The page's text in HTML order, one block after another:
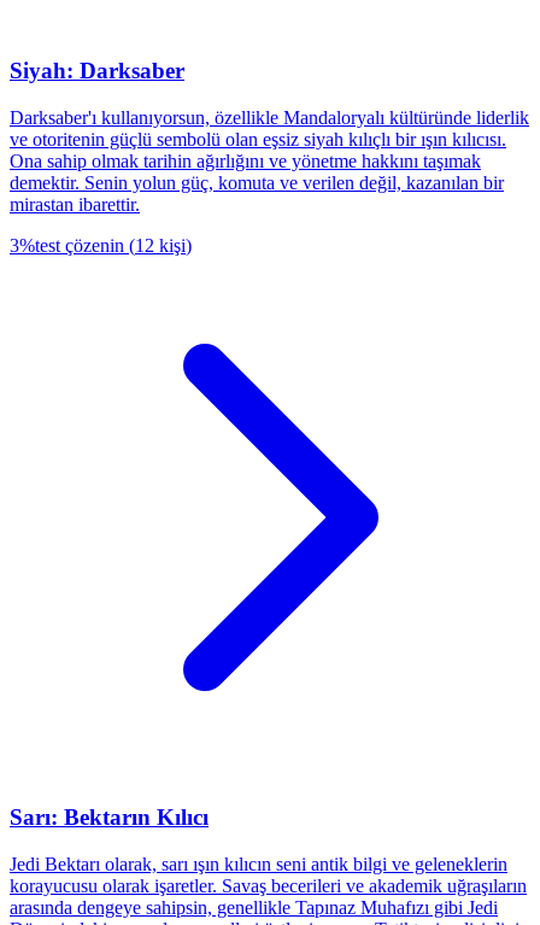
Siyah: Darksaber
Darksaber'ı kullanıyorsun, özellikle Mandaloryalı kültüründe liderlik
ve otoritenin güçlü sembolü olan eşsiz siyah kılıçlı bir ışın kılıcısı.
Ona sahip olmak tarihin ağırlığını ve yönetme hakkını taşımak
demektir. Senin yolun güç, komuta ve verilen değil, kazanılan bir
mirastan ibarettir.
3%test çözenin (12 kişi)
Sarı: Bektarın Kılıcı
Jedi Bektarı olarak, sarı ışın kılıcın seni antik bilgi ve geleneklerin
korayucusu olarak işaretler. Savaş becerileri ve akademik uğraşıların
arasında dengeye sahipsin, genellikle Tapınaz Muhafızı gibi Jedi